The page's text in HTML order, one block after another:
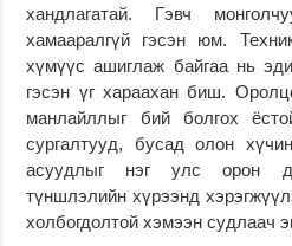
хандлагатай. Гэвч
хамааралгүй гэсэн юм.
хүмүүс ашиглаж байгаа нь
гэсэн үг хараахан биш.
манлайллыг бий болгох
сургалтууд, бусад олон
асуудлыг нэг улс орон
түншлэлийн хүрээнд
холбогдолтой хэмээн судлаач